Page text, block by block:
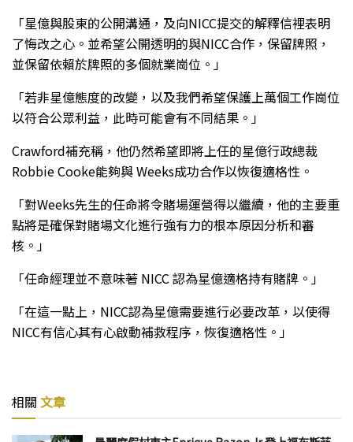
「星億與股東的公開溝通，及向NICC提交的解釋信裡表明
了悔改之心。並希望公開透明的與NICC合作，保留牌照，
並保留依賴於牌照的多個就業崗位。」
「若非星億態度的改變，以及我們希望保護上萬個工作崗位
以符合公眾利益，此時可能會有不同結果。」
Crawford補充稱，他仍然希望即將上任的星億行政總裁
Robbie Cooke能夠與 Weeks成功合作以恢復適格性。
「對Weeks先生的任命將令賭場運營得以繼續，他的主要重
點將是確保對賭場文化進行強有力的根本原因分析和審
核。」
「任命經理並不意味著 NICC 認為星億適格持有賭牌。」
「在這一點上，NICC認為星億需要進行必要改革，以使得
NICC有信心其有心啟動補救程序，恢復適格性。」
相關 文章